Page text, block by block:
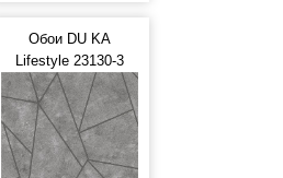
Обои DU KA
Lifestyle 23130-3